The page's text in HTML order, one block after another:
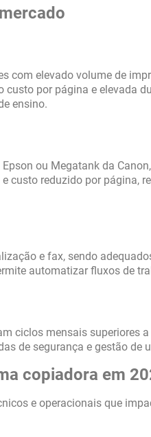
com elevado volume de
por página e elevada
ensino.
ou Megatank da
custo reduzido por página,
e fax, sendo
automatizar fluxos de
ciclos mensais superiores
de segurança e gestão de
copiadora em
e operacionais que